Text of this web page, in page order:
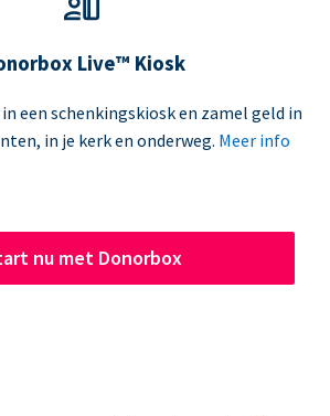
Live™ Kiosk
een schenkingskiosk en zamel geld in
in je kerk en onderweg. Meer info
nu met Donorbox